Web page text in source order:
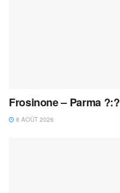
Frosinone – Parma ?:?
8 AOÛT 2026